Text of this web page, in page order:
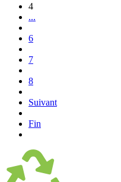
4
...
6
7
8
Suivant
Fin